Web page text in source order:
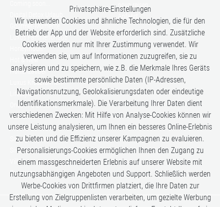
Gourmet-Momente
Luxus Familienurlaub
Honeymoon
Hot & New
Hüttenzauber
Luxus Kreuzfahrten
Lifestyle
Once in a Lifetime
Romance
Safari-Erlebnisse
Simply the Best
Six Senses
Villen
Zugreisen
nova reisen
Anfahrt
Privatsphäre-Einstellungen
Wir verwenden Cookies und ähnliche Technologien, die für den
Betrieb der App und der Website erforderlich sind. Zusätzliche
Cookies werden nur mit Ihrer Zustimmung verwendet. Wir
verwenden sie, um auf Informationen zuzugreifen, sie zu
analysieren und zu speichern, wie z.B. die Merkmale Ihres Geräts
sowie bestimmte persönliche Daten (IP-Adressen,
Navigationsnutzung, Geolokalisierungsdaten oder eindeutige
Identifikationsmerkmale). Die Verarbeitung Ihrer Daten dient
verschiedenen Zwecken: Mit Hilfe von Analyse-Cookies können wir
unsere Leistung analysieren, um Ihnen ein besseres Online-Erlebnis
zu bieten und die Effizienz unserer Kampagnen zu evaluieren.
Personalisierungs-Cookies ermöglichen Ihnen den Zugang zu
einem massgeschneiderten Erlebnis auf unserer Website mit
nutzungsabhängigen Angeboten und Support. Schließlich werden
Werbe-Cookies von Drittfirmen platziert, die Ihre Daten zur
Erstellung von Zielgruppenlisten verarbeiten, um gezielte Werbung